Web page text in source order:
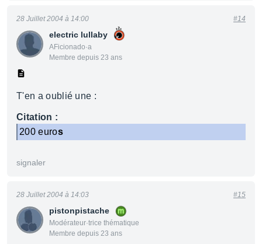
electric lullaby
AFicionado·a
Membre depuis 23 ans
28 Juillet 2004 à 14:00 #14
T'en a oublié une :
Citation :
200 euros
signaler
pistonpistache
Modérateur·trice thématique
Membre depuis 23 ans
28 Juillet 2004 à 14:03 #15